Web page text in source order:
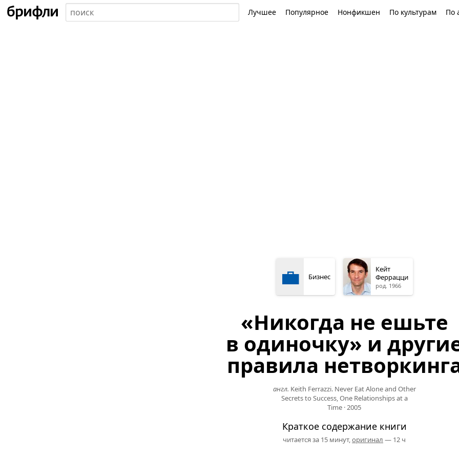
Лучшее Популярное Нонфикшен По культурам По
💼 Бизнес
Кейт
Феррацци
род. 1966
«Никогда не ешьте
в одиночку» и
правила
англ. Keith Ferrazzi. Never Eat Alone and Other
Secrets to Success, One Relationships at a
Time ·2005
Краткое содержание книги
читается за 15 минут,оригинал — 12 ч